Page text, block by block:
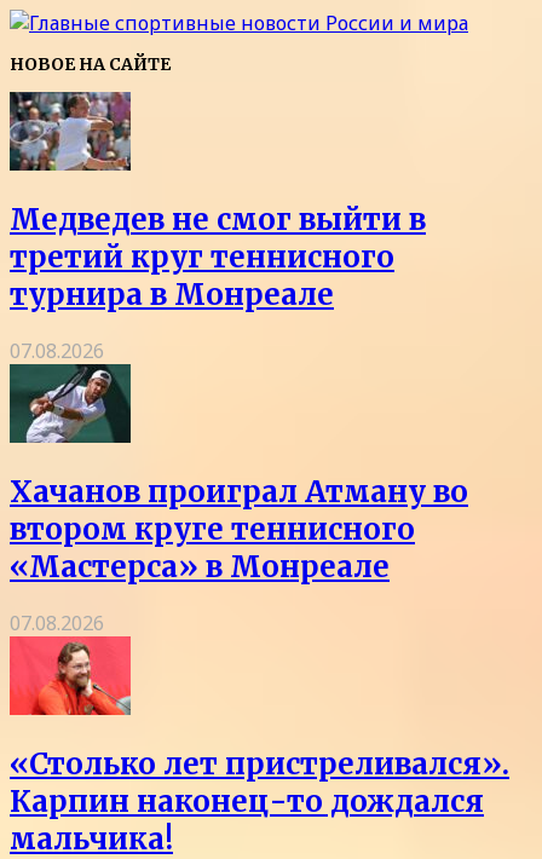
НОВОЕ НА САЙТЕ
Медведев не смог выйти в
третий круг теннисного
турнира в Монреале
07.08.2026
Хачанов проиграл Атману во
втором круге теннисного
«Мастерса» в Монреале
07.08.2026
«Столько лет пристреливался».
Карпин наконец-то дождался
мальчика!